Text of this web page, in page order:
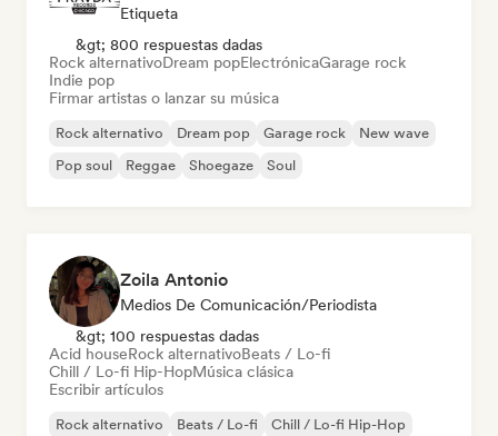
Etiqueta
&gt; 800 respuestas dadas
Rock alternativoDream popElectrónicaGarage rock
Indie pop
Firmar artistas o lanzar su música
Rock alternativo Dream pop Garage rock
New wave
Pop soul
Reggae Shoegaze Soul
Zoila Antonio
Medios De Comunicación/Periodista
&gt; 100 respuestas dadas
Acid houseRock alternativoBeats / Lo-fi
Chill / Lo-fi Hip-HopMúsica clásica
Escribir artículos
Rock alternativo Beats / Lo-fi
Chill / Lo-fi Hip-Hop